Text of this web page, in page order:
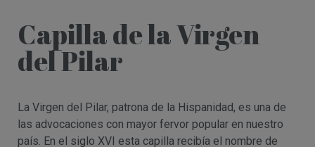
Capilla de la Virgen
del Pilar
La Virgen del Pilar, patrona de la Hispanidad, es una de
las advocaciones con mayor fervor popular en nuestro
país. En el siglo XVI esta capilla recibía el nombre de